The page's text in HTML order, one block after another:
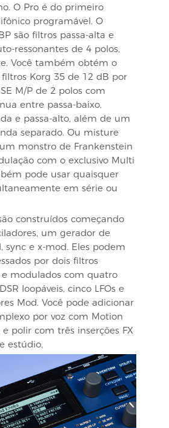
O Pro é do primeiro
programável. O
são filtros passa-alta e
ressonantes de 4 polos,
Você também obtém o
filtros Korg 35 de 12 dB por
M/P de 2 polos com
entre passa-baixo,
e passa-alto, além de um
separado. Ou misture
monstro de Frankenstein
com o exclusivo Multi
pode usar quaisquer
em série ou
construídos começando
um gerador de
sync e x-mod. Eles podem
​​por dois filtros
modulados com quatro
loopáveis, cinco LFOs e
Mod. Você pode adicionar
por voz com Motion
polir com três inserções FX
estúdio.